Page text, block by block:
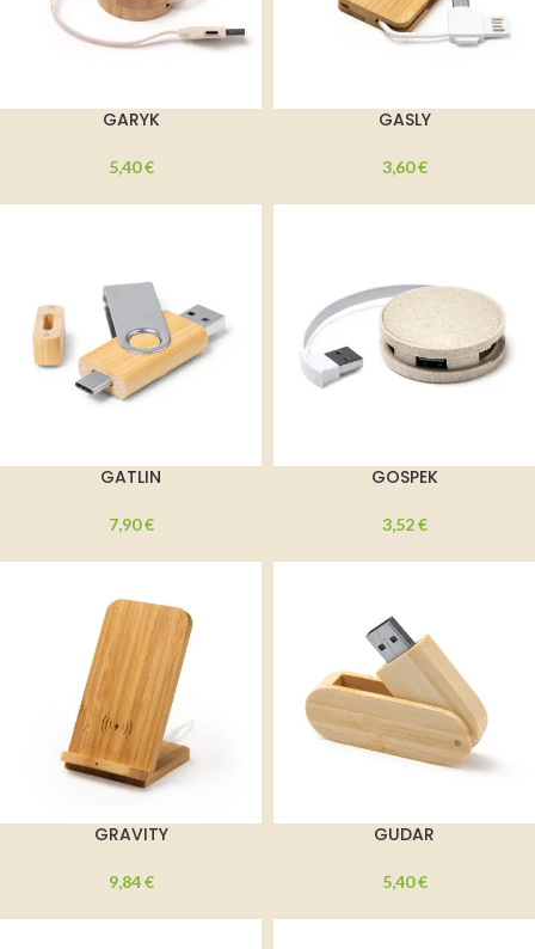
GARYK
5,40€
GASLY
3,60€
GATLIN
7,90€
GOSPEK
3,52€
GRAVITY
9,84€
GUDAR
5,40€